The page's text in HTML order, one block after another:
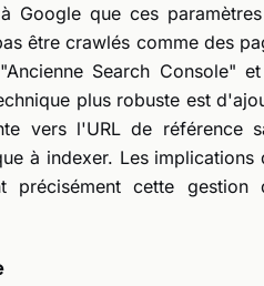
Google que ces
être crawlés comme des
Search Console"
plus robuste est
vers l'URL de référence
à indexer. Les implications
précisément cette gestion